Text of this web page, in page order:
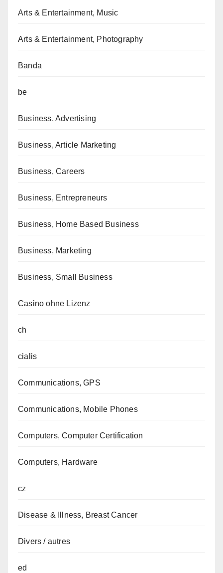
Arts & Entertainment, Music
Arts & Entertainment, Photography
Banda
be
Business, Advertising
Business, Article Marketing
Business, Careers
Business, Entrepreneurs
Business, Home Based Business
Business, Marketing
Business, Small Business
Casino ohne Lizenz
ch
cialis
Communications, GPS
Communications, Mobile Phones
Computers, Computer Certification
Computers, Hardware
cz
Disease & Illness, Breast Cancer
Divers / autres
ed